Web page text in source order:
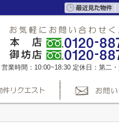
営業時間：10:00~18:30 定休日：第二